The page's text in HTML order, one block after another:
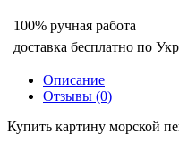
100% ручная работа
доставка бесплатно по
Описание
Отзывы (0)
Купить картину морской